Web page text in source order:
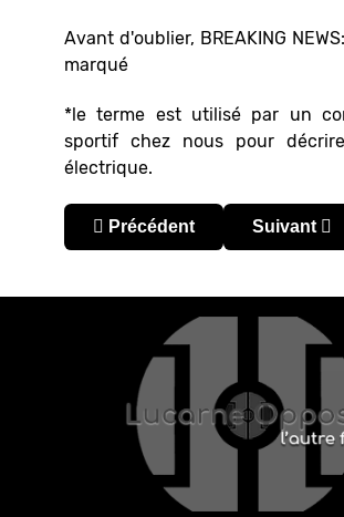
Avant d'oublier, BREAKING
marqué
*le terme est utilisé par un
sportif chez nous pour
électrique.
Article précédent : Semaine
Précédent Article
Suivant